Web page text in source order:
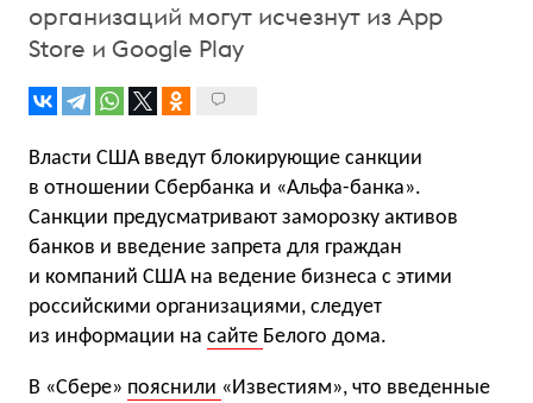
организаций могут исчезнут из App
Store и Google Play
Власти США введут блокирующие санкции
в отношении Сбербанка и «Альфа-банка».
Санкции предусматривают заморозку активов
банков и введение запрета для граждан
и компаний США на ведение бизнеса с этими
российскими организациями, следует
из информации на сайте Белого дома.
В «Сбере» пояснили «Известиям», что введенные